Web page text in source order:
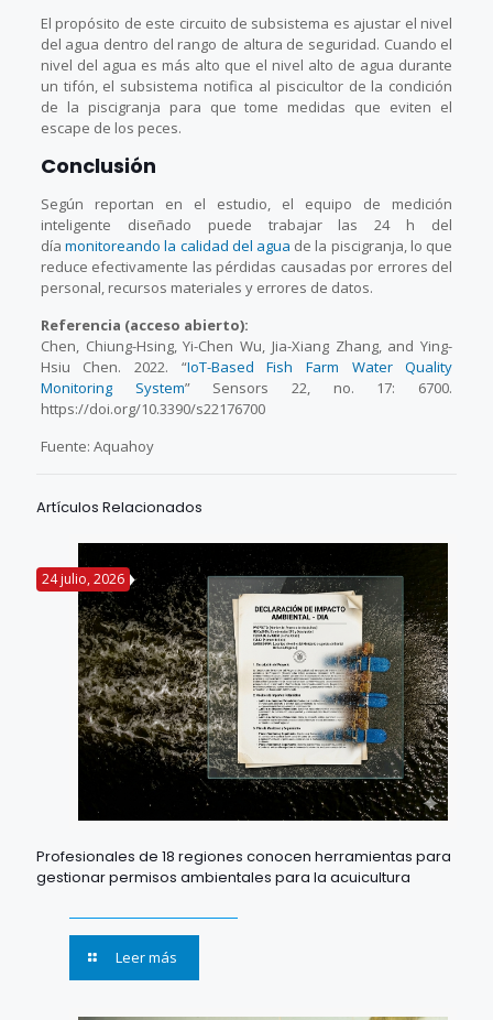
El propósito de este circuito de subsistema es ajustar el nivel
del agua dentro del rango de altura de seguridad. Cuando el
nivel del agua es más alto que el nivel alto de agua durante
un tifón, el subsistema notifica al piscicultor de la condición
de la piscigranja para que tome medidas que eviten el
escape de los peces.
Conclusión
Según reportan en el estudio, el equipo de medición
inteligente diseñado puede trabajar las 24 h del
díamonitoreando la calidad del agua de la piscigranja, lo que
reduce efectivamente las pérdidas causadas por errores del
personal, recursos materiales y errores de datos.
Referencia (acceso abierto):
Chen, Chiung-Hsing, Yi-Chen Wu, Jia-Xiang Zhang, and Ying-
Hsiu Chen. 2022. “IoT-Based Fish Farm Water Quality
Monitoring System” Sensors 22, no. 17: 6700.
https://doi.org/10.3390/s22176700
Fuente: Aquahoy
Artículos Relacionados
24 julio, 2026
Profesionales de 18 regiones conocen herramientas para
gestionar permisos ambientales para la acuicultura
Leer más